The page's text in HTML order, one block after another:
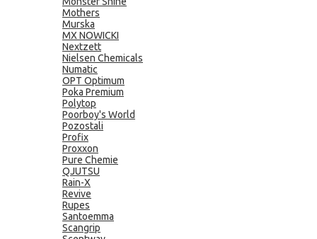
Mothers
Murska
MX NOWICKI
Nextzett
Nielsen Chemicals
Numatic
OPT Optimum
Poka Premium
Polytop
Poorboy's World
Pozostali
Profix
Proxxon
Pure Chemie
QJUTSU
Rain-X
Revive
Rupes
Santoemma
Scangrip